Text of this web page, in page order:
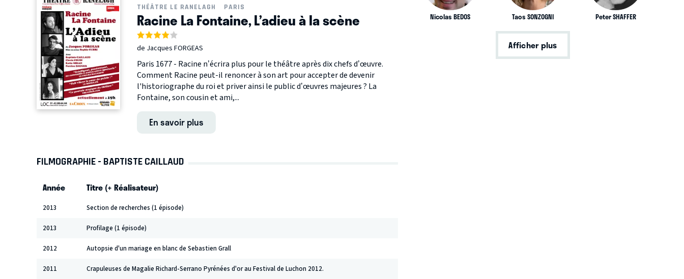
THÉÂTRE LE RANELAGH
PARIS
Racine La Fontaine, L’adieu à la scène
de Jacques FORGEAS
Paris 1677 - Racine n’écrira plus pour le théâtre après dix chefs d’œuvre.
Comment Racine peut-il renoncer à son art pour accepter de devenir
l'historiographe du roi et priver ainsi le public d’œuvres majeures ? La
Fontaine, son cousin et ami,...
En savoir plus
FILMOGRAPHIE - BAPTISTE CAILLAUD
Année Titre (+ Réalisateur)
2013 Section de recherches (1 épisode)
2013 Profilage (1 épisode)
2012 Autopsie d'un mariage en blanc de Sebastien Grall
2011 Crapuleuses de Magalie Richard-Serrano Pyrénées d'or au Festival de Luchon 2012.
Nicolas BEDOS Taos SONZOGNI Peter SHAFFER
Afficher plus